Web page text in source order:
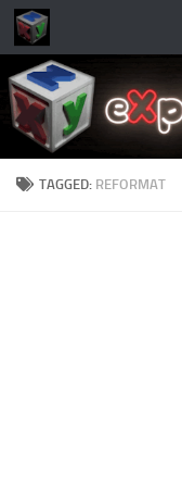
Skip to content
TAGGED: REFORMAT